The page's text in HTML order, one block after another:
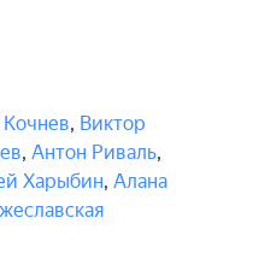
, Виктор
, Антон Риваль,
Харыбин, Алана